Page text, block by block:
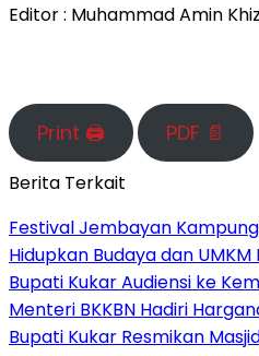
Editor : Muhammad Amin
Print 🖨 PDF 📄
Berita Terkait
Festival Jembayan
Hidupkan Budaya dan UMKM
Bupati Kukar Audiensi ke
Menteri BKKBN Hadiri
Bupati Kukar Resmikan